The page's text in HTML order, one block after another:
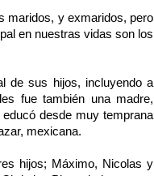
maridos, y exmaridos, pero
en nuestras vidas son los
de sus hijos, incluyendo a
fue también una madre,
desde muy temprana
mexicana.
hijos; Máximo, Nicolas y